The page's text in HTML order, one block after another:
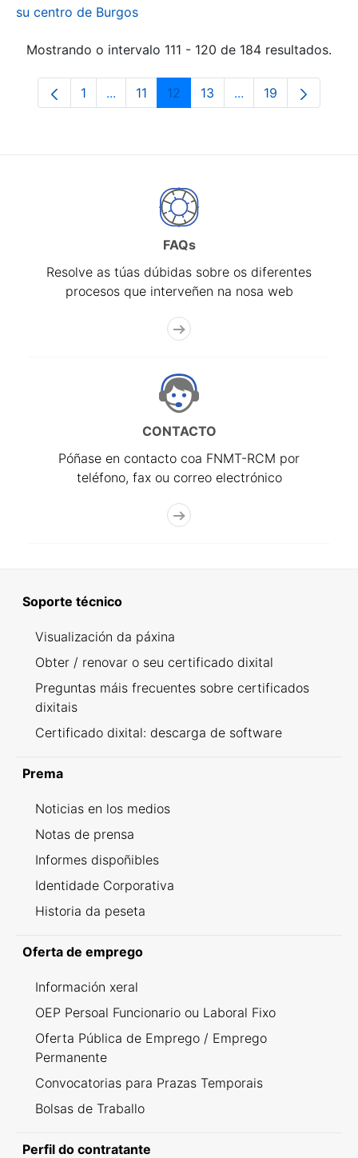
su centro de Burgos
Mostrando o intervalo 111 - 120 de 184 resultados.
Páxina
1 ...Páxinas intermedias Use pestaña para
Páxina
11 Páxina
12 Páxina
13 ...PáxinasPáxina
19
FAQs
Resolve as túas dúbidas sobre os diferentes
procesos que interveñen na nosa web
CONTACTO
Póñase en contacto coa FNMT-RCM por
teléfono, fax ou correo electrónico
Soporte técnico
Visualización da páxina
Obter / renovar o seu certificado dixital
Preguntas máis frecuentes sobre certificados
dixitais
Certificado dixital: descarga de software
Prema
Noticias en los medios
Notas de prensa
Informes dispoñibles
Identidade Corporativa
Historia da peseta
Oferta de emprego
Información xeral
OEP Persoal Funcionario ou Laboral Fixo
Oferta Pública de Emprego / Emprego
Permanente
Convocatorias para Prazas Temporais
Bolsas de Traballo
Perfil do contratante